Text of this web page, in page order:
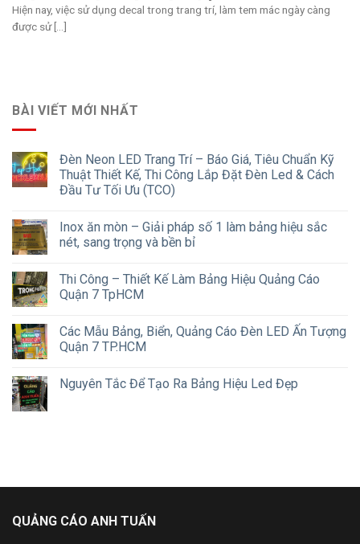
Hiện nay, việc sử dụng decal trong trang trí, làm tem mác ngày càng
được sử [...]
BÀI VIẾT MỚI NHẤT
Đèn Neon LED Trang Trí – Báo Giá, Tiêu Chuẩn Kỹ
Thuật Thiết Kế, Thi Công Lắp Đặt Đèn Led & Cách
Đầu Tư Tối Ưu (TCO)
Inox ăn mòn – Giải pháp số 1 làm bảng hiệu sắc
nét, sang trọng và bền bỉ
Thi Công – Thiết Kế Làm Bảng Hiệu Quảng Cáo
Quận 7 TpHCM
Các Mẫu Bảng, Biển, Quảng Cáo Đèn LED Ấn Tượng
Quận 7 TP.HCM
Nguyên Tắc Để Tạo Ra Bảng Hiệu Led Đẹp
QUẢNG CÁO ANH TUẤN